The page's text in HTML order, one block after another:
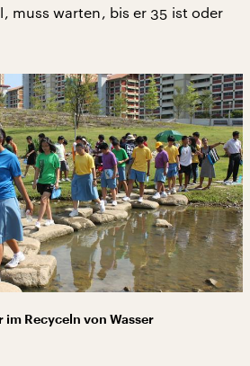
muss warten, bis er 35 ist oder
Recyceln von Wasser